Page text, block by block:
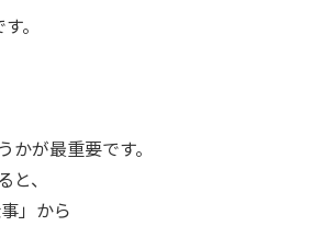
。
かが最重要です。
、
」から